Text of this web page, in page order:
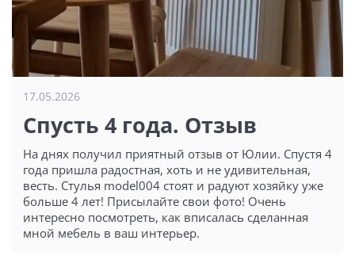
Спусть 4 года. Отзыв
На днях получил приятный отзыв от Юлии. Спустя 4
года пришла радостная, хоть и не удивительная,
весть. Стулья model004 стоят и радуют хозяйку уже
больше 4 лет! Присылайте свои фото! Очень
интересно посмотреть, как вписалась сделанная
мной мебель в ваш интерьер.
17.05.2026